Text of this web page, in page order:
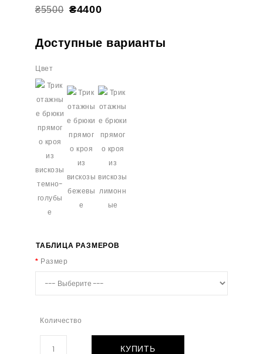
₴5500 ₴4400
Доступные варианты
Цвет
ТАБЛИЦА РАЗМЕРОВ
Размер
Количество
КУПИТЬ